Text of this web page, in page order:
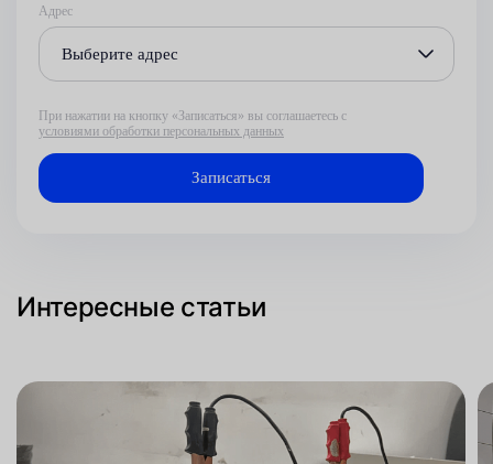
Адрес
Выберите адрес
При нажатии на кнопку «Записаться» вы соглашаетесь с
условиями обработки персональных данных
Интересные статьи